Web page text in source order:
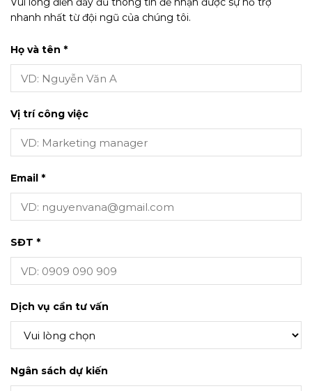
nhanh nhất từ đội ngũ của chúng tôi.
Họ và tên *
Vị trí công việc
Email *
SĐT *
Dịch vụ cần tư vấn
Ngân sách dự kiến